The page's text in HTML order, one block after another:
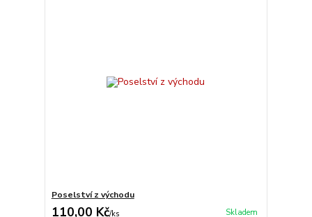
Poselství z východu
110,00 Kč/ks Skladem